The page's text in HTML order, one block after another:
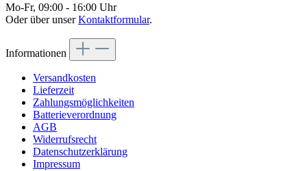
Mo-Fr, 09:00 - 16:00 Uhr
Oder über unserKontaktformular.
Informationen
Versandkosten
Lieferzeit
Zahlungsmöglichkeiten
Batterieverordnung
AGB
Widerrufsrecht
Datenschutzerklärung
Impressum